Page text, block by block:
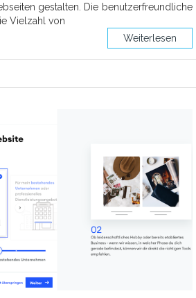
gestalten. Die benutzerfreundliche
Vielzahl von
Weiterlesen